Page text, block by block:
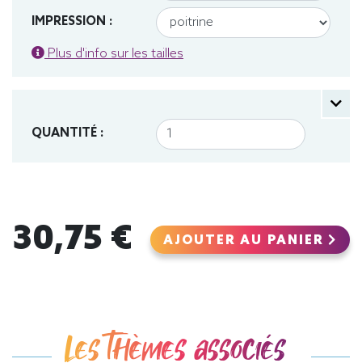
IMPRESSION :
Plus d'info sur les tailles
QUANTITÉ :
30,75 € AJOUTER AU PANIER
Les thèmes associés